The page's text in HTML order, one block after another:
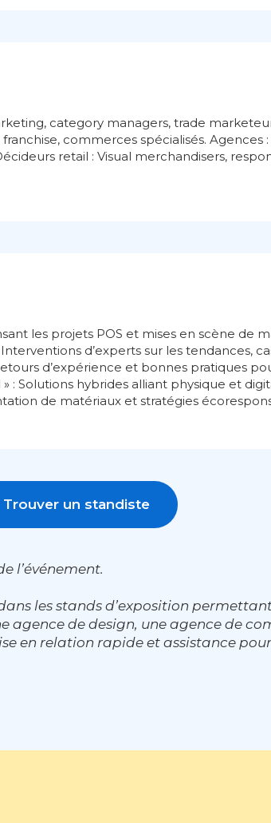
category managers, trade
commerces spécialisés. Agences
retail : Visual merchandisers,
les projets POS et mises en scène de
d’experts sur les tendances,
d’expérience et bonnes pratiques
: Solutions hybrides alliant physique et
de matériaux et stratégies
Trouver un standiste
l’événement.
les stands d’exposition
agence de design, une agence de
en relation rapide et assistance